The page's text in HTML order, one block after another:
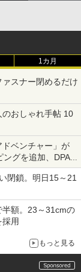
1カ月
スナー閉めるだけ
のおしゃれ手帖 10
ベンチャー」が
グを追加、DPA
閉鎖。明日15～21
額。23～31cmの
用
もっと見る